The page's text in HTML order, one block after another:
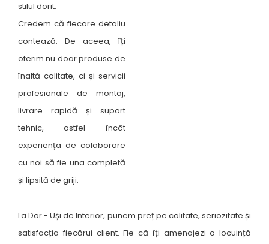
stilul dorit.
Credem că fiecare detaliu
contează. De aceea, îți
oferim nu doar produse de
înaltă calitate, ci și servicii
profesionale de montaj,
livrare rapidă și suport
tehnic, astfel încât
experiența de colaborare
cu noi să fie una completă
și lipsită de griji.
La Dor - Uși de Interior, punem preț pe calitate, seriozitate și
satisfacția fiecărui client. Fie că îți amenajezi o locuință